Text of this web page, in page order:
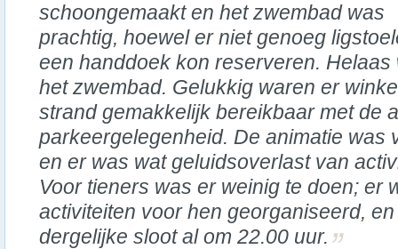
schoongemaakt en het zwembad was
prachtig, hoewel er niet genoeg
een handdoek kon reserveren.
het zwembad. Gelukkig waren er
strand gemakkelijk bereikbaar met de
parkeergelegenheid. De animatie was
en er was wat geluidsoverlast van
Voor tieners was er weinig te doen; er
activiteiten voor hen georganiseerd,
dergelijke sloot al om 22.00 uur.